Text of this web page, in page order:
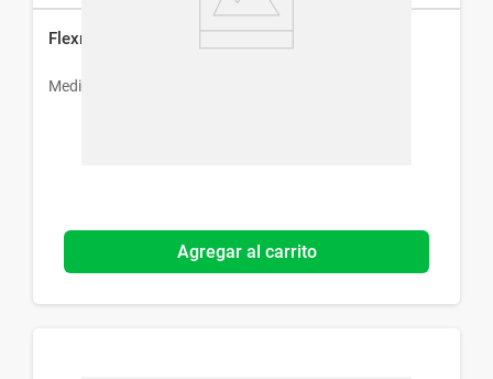
Flexresan x 20 Comp
Medihealth
Agregar al carrito